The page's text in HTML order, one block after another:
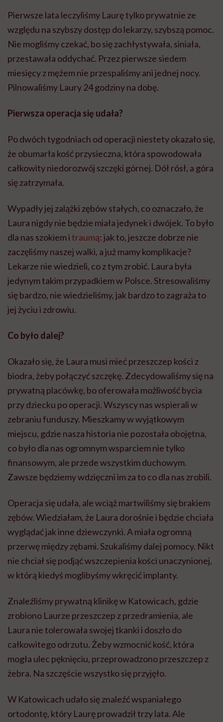
Pierwsze lata leczyliśmy Laurę tylko prywatnie ze
względu na szybszy dostęp do lekarzy, szybszą pomoc.
Nie mogliśmy czekać, bo się zachłystywała, siniała,
przestawała oddychać. Przez pierwsze siedem
miesięcy z mężem nie przespaliśmy ani jednej nocy.
Pilnowaliśmy Laury 24 godziny na dobę.
Pierwsza operacja się udała?
Po dwóch tygodniach od operacji niestety okazało się,
że obumarła kość przysieczna, która spowodowała
całkowity niedorozwój szczęki górnej. Dół rósł, a góra
się zatrzymała.
Wypadły jej zalążki zębów stałych, co oznaczało, że
Laura nigdy nie będzie miała jedynek i dwójek. To było
dla nas szokiem itraumą: jak to, jeszcze dobrze nie
zaczęliśmy naszej walki, a już mamy komplikacje?
Lekarze nie wiedzieli, co z tym zrobić. Laura była
jedynym takim przypadkiem w Polsce. Stresowaliśmy
się bardzo, nie wiedzieliśmy, jak bardzo to zagraża to
jej życiu i zdrowiu.
Co było dalej?
Okazało się, że Laura musi mieć przeszczep kości z
biodra, żeby połączyć szczękę. Zdecydowaliśmy się na
prywatną placówkę, bo oferowała możliwość bycia
przy dziecku po operacji. Wszyscy nas wspierali w
zebraniu funduszy. Mieszkamy w wyjątkowym
miejscu, gdzie nasza historia nie pozostała obojętna,
co było dla nas ogromnym wsparciem nie tylko
finansowym, ale przede wszystkim duchowym.
Zawsze będziemy wdzięczni im za to co dla nas zrobili.
Operacja się udała, ale wciąż martwiliśmy się brakiem
zębów. Wiedziałam, że Laura dorośnie i będzie chciała
wyglądać jak inne dziewczynki. A miała ogromną
przerwę między zębami. Szukaliśmy dalej pomocy. Nikt
nie chciał się podjąć wszczepienia kości unaczynionej,
w którą kiedyś moglibyśmy wkręcić implanty.
Znaleźliśmy prywatną klinikę w Katowicach, gdzie
zrobiono Laurze przeszczep z przedramienia, ale
Laura nie tolerowała swojej tkanki i doszło do
całkowitego odrzutu. Żeby wzmocnić kość, która
mogła ulec pęknięciu, przeprowadzono przeszczep z
żebra. Na szczęście wszystko się przyjęło.
W Katowicach udało się znaleźć wspaniałego
ortodontę, który Laurę prowadził trzy lata. Ale